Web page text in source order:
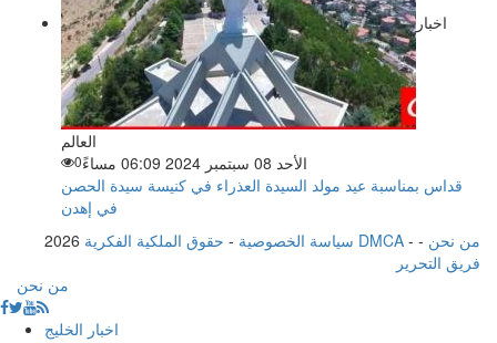
اخبار
العالم
الأحد 08 سبتمبر 2024 06:09 مساءً
0
قداس بمناسبة عيد مولد السيدة العذراء في كنيسة سيدة الحصن
في إهدن
2026
سياسة الخصوصية - حقوق الملكية الفكرية DMCA - من نحن -
فريق التحرير
من نحن
اخبار الخليج